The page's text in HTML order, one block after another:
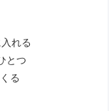
れる
とつ
る